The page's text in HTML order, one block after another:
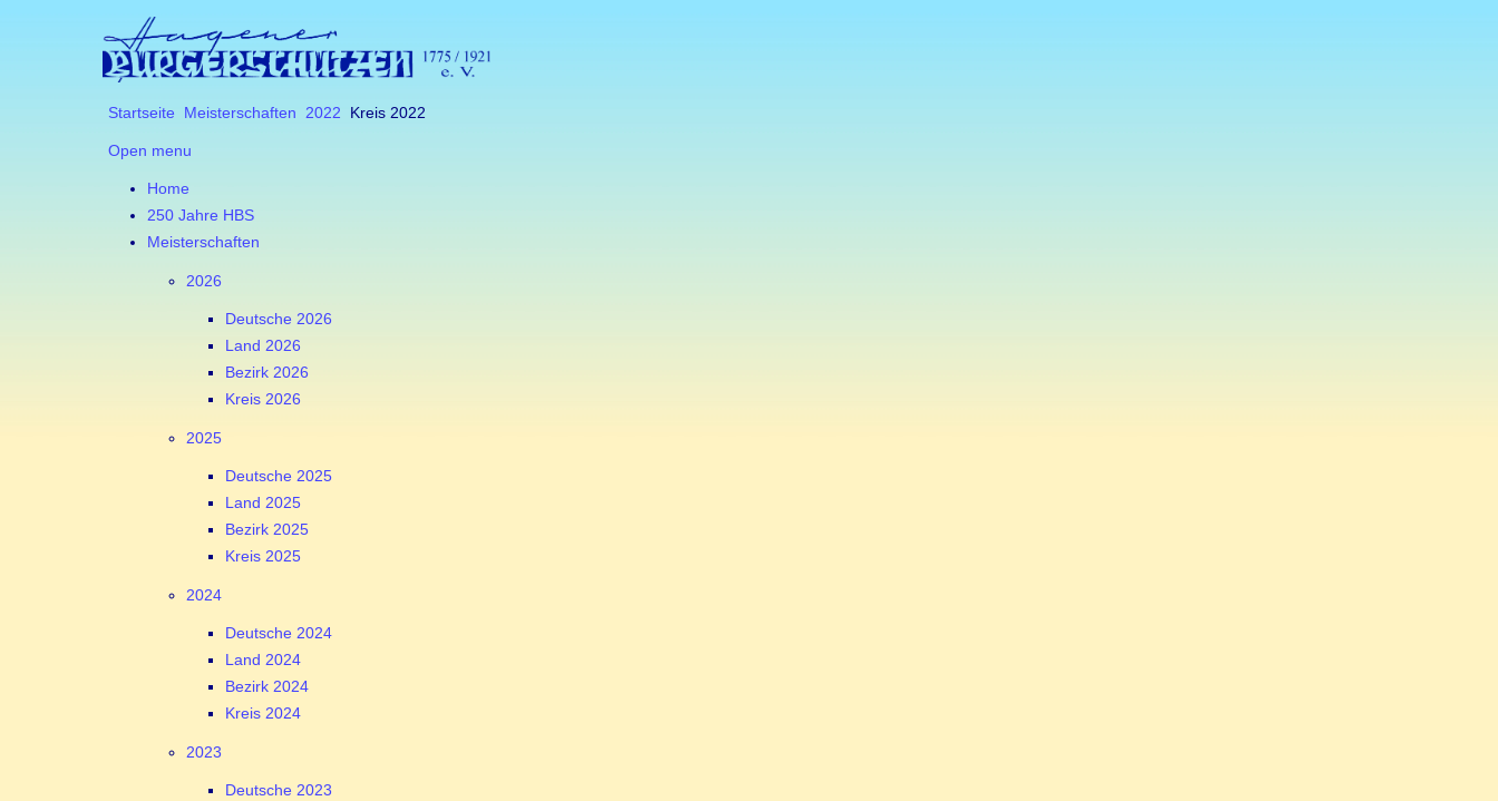
Startseite Meisterschaften 2022 Kreis 2022
Open menu
Home
250 Jahre HBS
Meisterschaften
2026
Deutsche 2026
Land 2026
Bezirk 2026
Kreis 2026
2025
Deutsche 2025
Land 2025
Bezirk 2025
Kreis 2025
2024
Deutsche 2024
Land 2024
Bezirk 2024
Kreis 2024
2023
Deutsche 2023